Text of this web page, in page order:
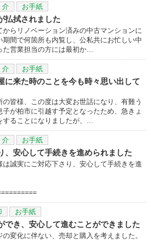
お手紙
払拭されました
からリノベーション済みの中古マンションに
期間で何箇所も内覧し、公私共にお忙しい中
営業担当の方には最初か…
お手紙
に来た時のことを今も時々思い出して
皆様、この度は大変お世話になり、有難う
子が柏市に引越す予定となったため、急きょ
ることになりましたが、…
お手紙
、安心して手続きを進められました
は誠実にご対応下さり、安心して手続きを進
お手紙
でき、安心して進むことができました
変化に伴ない、売却と購入を考えました。